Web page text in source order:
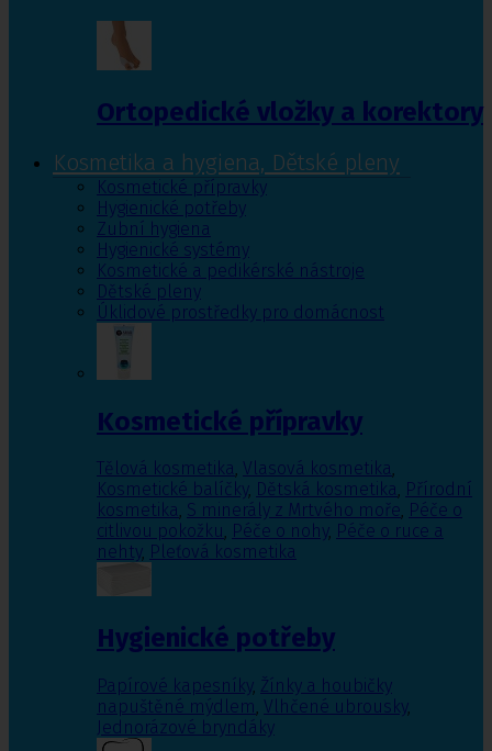
Ortopedické vložky a korektory
Kosmetika a hygiena, Dětské pleny
Kosmetické přípravky
Hygienické potřeby
Zubní hygiena
Hygienické systémy
Kosmetické a pedikérské nástroje
Dětské pleny
Úklidové prostředky pro domácnost
Kosmetické přípravky
Tělová kosmetika, Vlasová kosmetika,
Kosmetické balíčky, Dětská kosmetika, Přírodní
kosmetika, S minerály z Mrtvého moře, Péče o
citlivou pokožku, Péče o nohy, Péče o ruce a
nehty, Pleťová kosmetika
Hygienické potřeby
Papírové kapesníky, Žínky a houbičky
napuštěné mýdlem, Vlhčené ubrousky,
Jednorázové bryndáky